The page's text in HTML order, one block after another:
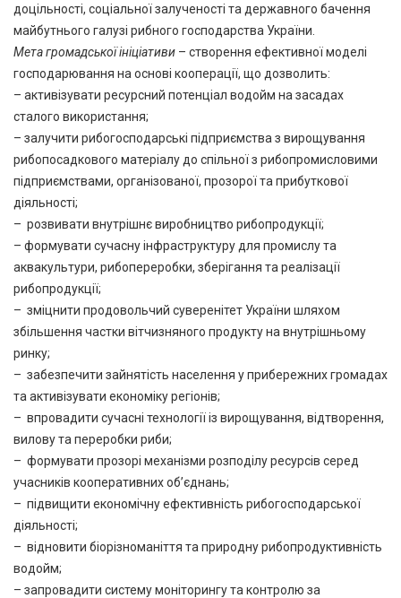
доцільності, соціальної залученості та державного бачення
майбутнього галузі рибного господарства України.
Мета громадської ініціативи – створення ефективної моделі
господарювання на основі кооперації, що дозволить:
– активізувати ресурсний потенціал водойм на засадах
сталого використання;
– залучити рибогосподарські підприємства з вирощування
рибопосадкового матеріалу до спільної з рибопромисловими
підприємствами, організованої, прозорої та прибуткової
діяльності;
– розвивати внутрішнє виробництво рибопродукції;
– формувати сучасну інфраструктуру для промислу та
аквакультури, рибопереробки, зберігання та реалізації
рибопродукції;
– зміцнити продовольчий суверенітет України шляхом
збільшення частки вітчизняного продукту на внутрішньому
ринку;
– забезпечити зайнятість населення у прибережних громадах
та активізувати економіку регіонів;
– впровадити сучасні технології із вирощування, відтворення,
вилову та переробки риби;
– формувати прозорі механізми розподілу ресурсів серед
учасників кооперативних об’єднань;
– підвищити економічну ефективність рибогосподарської
діяльності;
– відновити біорізноманіття та природну рибопродуктивність
водойм;
– запровадити систему моніторингу та контролю за